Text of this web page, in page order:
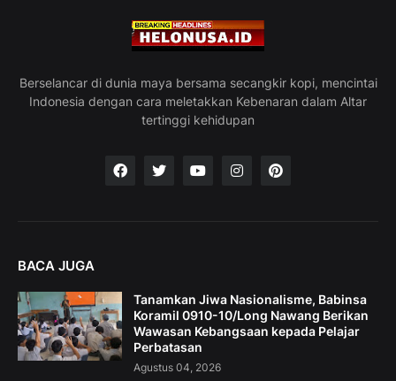
Berselancar di dunia maya bersama secangkir kopi, mencintai
Indonesia dengan cara meletakkan Kebenaran dalam Altar
tertinggi kehidupan
BACA JUGA
Tanamkan Jiwa Nasionalisme, Babinsa
Koramil 0910-10/Long Nawang Berikan
Wawasan Kebangsaan kepada Pelajar
Perbatasan
Agustus 04, 2026